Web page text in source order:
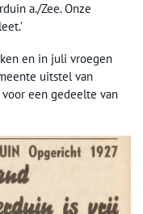
a./Zee. Onze
en in juli vroegen
uitstel van
een gedeelte van